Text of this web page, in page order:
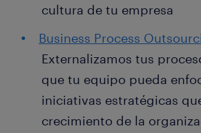
cultura de tu empresa
Business Process
Externalizamos tus
que tu equipo pueda
iniciativas estratégicas
crecimiento de la